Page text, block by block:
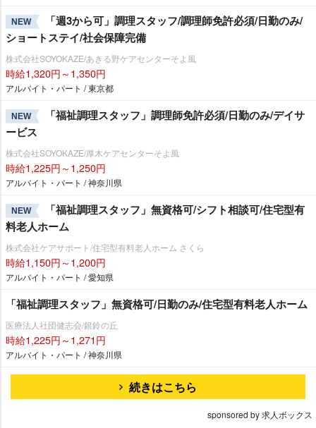
NEW
「週3から可」調理スタッフ/調理師免許必須/日勤のみ/
ショートステイ/社会保障完備
株式会社SOYOKAZE/あきる野ケアセンターそよ風
時給1,320円～1,350円
アルバイト・パート / 東京都
NEW
「福祉調理スタッフ」調理師免許必須/日勤のみ/デイサ
ービス
株式会社SOYOKAZE/厚木ケアセンターそよ風
時給1,225円～1,250円
アルバイト・パート / 神奈川県
NEW
「福祉調理スタッフ」無資格可/シフト相談可/住宅型有
料老人ホーム
株式会社ケアサポート/住宅型有料老人ホーム さくら
時給1,150円～1,200円
アルバイト・パート / 愛知県
「福祉調理スタッフ」無資格可/日勤のみ/住宅型有料老人ホーム
医療法人社団健志会/銀鈴の丘
時給1,225円～1,271円
アルバイト・パート / 神奈川県
続きはこちら
sponsored by 求人ボックス